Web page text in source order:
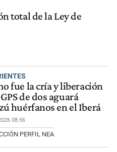
total de la Ley de
fue la cría y liberación
de dos aguará
huérfanos en el Iberá
08:56
PERFIL NEA